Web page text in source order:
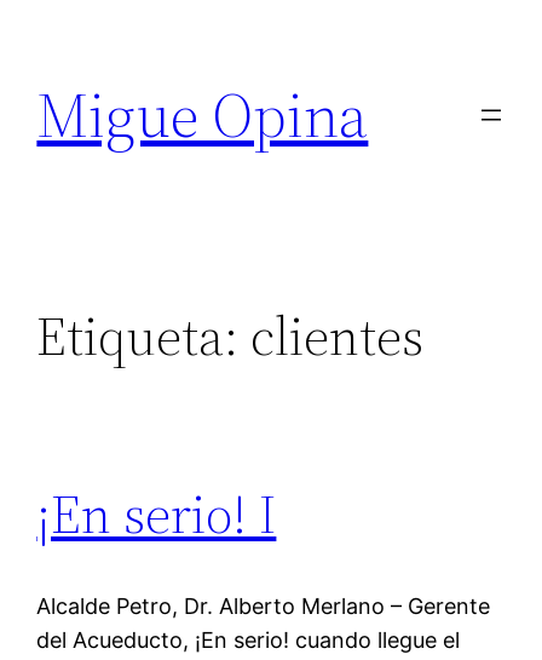
contenido
Migue Opina
Etiqueta: clientes
¡En serio! I
Alcalde Petro, Dr. Alberto Merlano – Gerente
del Acueducto, ¡En serio! cuando llegue el